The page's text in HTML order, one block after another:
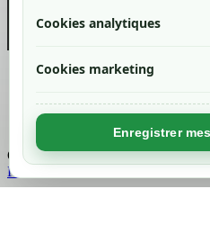
Cookies analytiques
Cookies marketing
Enregistrer
Created by
Chargement...
Retour en haut